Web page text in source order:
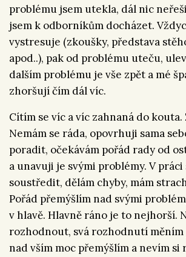
problému jsem utekla, dál nic
jsem k odborníkům docházet.
vystresuje (zkoušky, představa
apod..), pak od problému uteču,
dalším problému je vše zpět a mé
zhoršují čím dál víc.
Cítím se víc a víc zahnaná do kouta.
Nemám se ráda, opovrhuji sama
poradit, očekávám pořád rady od
a unavuji je svými problémy. V
soustředit, dělám chyby, mám
Pořád přemýšlím nad svými
v hlavě. Hlavně ráno je to nejhorší.
rozhodnout, svá rozhodnutí měním
nad vším moc přemýšlím a nevím si